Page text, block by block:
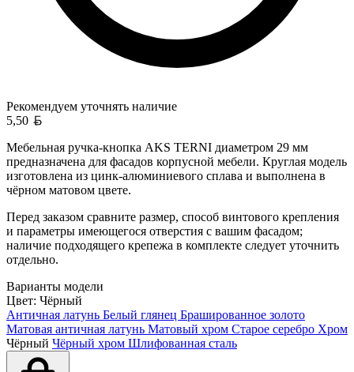
Рекомендуем уточнять наличие
5,50
Мебельная ручка-кнопка AKS TERNI диаметром 29 мм
предназначена для фасадов корпусной мебели. Круглая модель
изготовлена из цинк-алюминиевого сплава и выполнена в
чёрном матовом цвете.
Перед заказом сравните размер, способ винтового крепления
и параметры имеющегося отверстия с вашим фасадом;
наличие подходящего крепежа в комплекте следует уточнить
отдельно.
Варианты модели
Цвет: Чёрный
Античная латунь Белый глянец Брашированное золото
Матовая античная латунь Матовый хром Старое серебро Хром
Чёрный Чёрный хром Шлифованная сталь